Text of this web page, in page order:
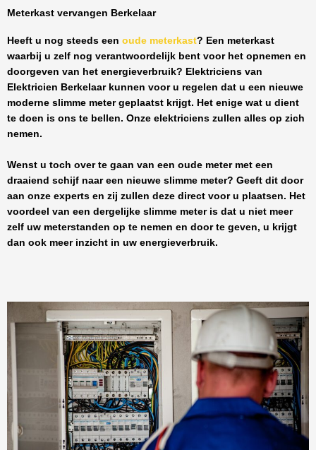
Meterkast vervangen Berkelaar
Heeft u nog steeds een oude meterkast? Een meterkast
waarbij u zelf nog verantwoordelijk bent voor het opnemen en
doorgeven van het energieverbruik? Elektriciens van
Elektricien Berkelaarkunnen voor u regelen dat u een nieuwe
moderne slimme meter geplaatst krijgt. Het enige wat u dient
te doen is ons te bellen. Onze elektriciens zullen alles op zich
nemen.
Wenst u toch over te gaan van een oude meter met een
draaiend schijf naar een nieuwe slimme meter? Geeft dit door
aan onze experts en zij zullen deze direct voor u plaatsen. Het
voordeel van een dergelijke slimme meter is dat u niet meer
zelf uw meterstanden op te nemen en door te geven, u krijgt
dan ook meer inzicht in uw energieverbruik.